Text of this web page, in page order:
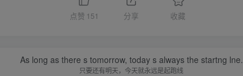
点赞 151 分享 收藏
As long as there s tomorrow, today s always the startng lne.
只要还有明天，今天就永远是起跑线